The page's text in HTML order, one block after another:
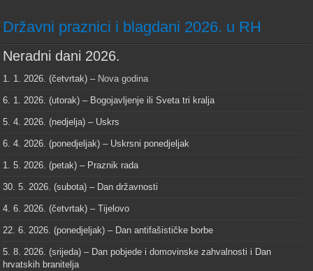
Državni praznici i blagdani 2026. u RH
Neradni dani 2026.
1. 1. 2026. (četvrtak) – Nova godina
6. 1. 2026. (utorak) – Bogojavljenje ili Sveta tri kralja
5. 4. 2026. (nedjelja) – Uskrs
6. 4. 2026. (ponedjeljak) – Uskrsni ponedjeljak
1. 5. 2026. (petak) – Praznik rada
30. 5. 2026. (subota) – Dan državnosti
4. 6. 2026. (četvrtak) – Tijelovo
22. 6. 2026. (ponedjeljak) – Dan antifašističke borbe
5. 8. 2026. (srijeda) – Dan pobjede i domovinske zahvalnosti i Dan
hrvatskih branitelja